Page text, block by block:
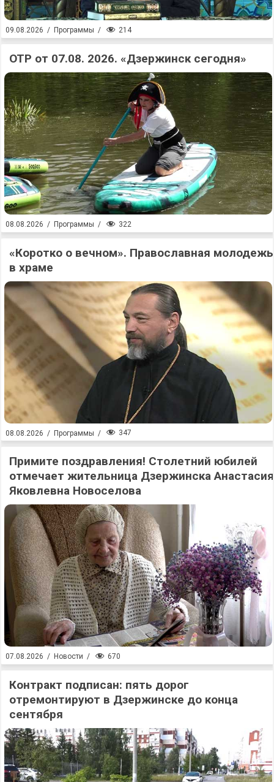
09.08.2026 / Программы / 214
ОТР от 07.08. 2026. «Дзержинск сегодня»
08.08.2026 / Программы / 322
«Коротко о вечном». Православная молодежь
в храме
08.08.2026 / Программы / 347
Примите поздравления! Столетний юбилей
отмечает жительница Дзержинска Анастасия
Яковлевна Новоселова
07.08.2026 / Новости / 670
Контракт подписан: пять дорог
отремонтируют в Дзержинске до конца
сентября